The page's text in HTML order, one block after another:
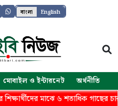
বাংলা English
মোবাইল ও ইন্টারনেট অর্থনীতি
মাঝে ৬ শতাধিক গাছের চারা